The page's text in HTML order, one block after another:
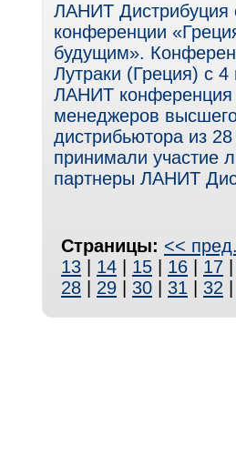
ЛАНИТ Дистрибуция
конференции
будущим».
Лутраки (Греция) с
ЛАНИТ конференция
менеджеров
дистрибьютора из
принимали участие
партнеры ЛАНИТ
Страницы: <<
13
14 15 16 17
28
29 30 31 32